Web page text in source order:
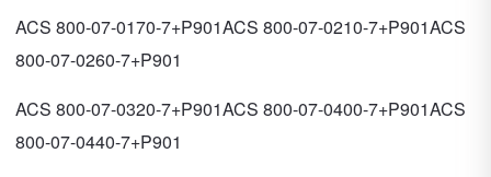
ACS 800-07-0170-7+P901ACS 800-07-0210-7+P901ACS
800-07-0260-7+P901
ACS 800-07-0320-7+P901ACS 800-07-0400-7+P901ACS
800-07-0440-7+P901